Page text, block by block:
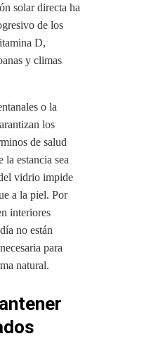
solar directa ha
de los
D,
y climas
o la
los
de salud
estancia sea
vidrio impide
a la piel. Por
interiores
no están
para
natural.